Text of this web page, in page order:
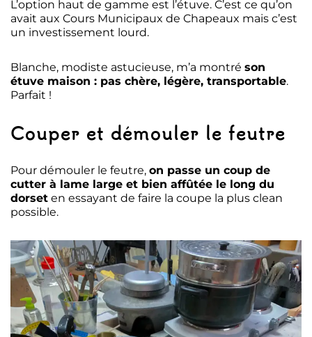
L’option haut de gamme est l’étuve. C’est ce qu’on
avait aux Cours Municipaux de Chapeaux mais c’est
un investissement lourd.
Blanche, modiste astucieuse, m’a montré son
étuve maison : pas chère, légère, transportable.
Parfait !
Couper et démouler le feutre
Pour démouler le feutre, on passe un coup de
cutter à lame large et bien affûtée le long du
dorset en essayant de faire la coupe la plus clean
possible.